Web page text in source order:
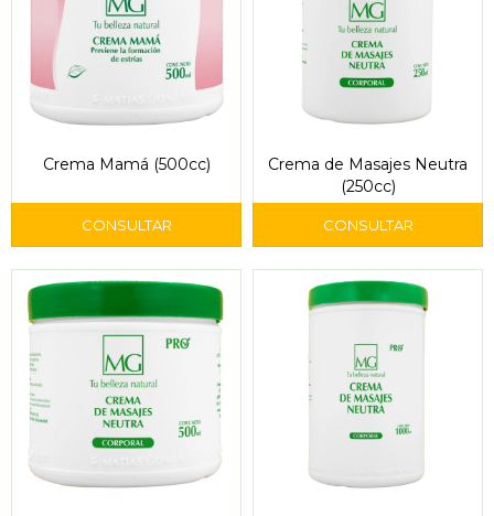
Crema Mamá (500cc)
Crema de Masajes Neutra
(250cc)